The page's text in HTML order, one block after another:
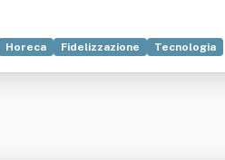
Horeca Fidelizzazione Tecnologia